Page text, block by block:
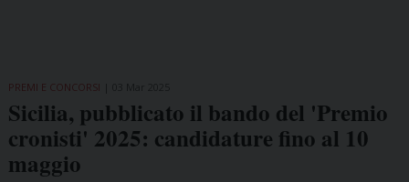
PREMI E CONCORSI
Sicilia, pubblicato il bando del 'Premio
cronisti' 2025: candidature fino al 10
maggio